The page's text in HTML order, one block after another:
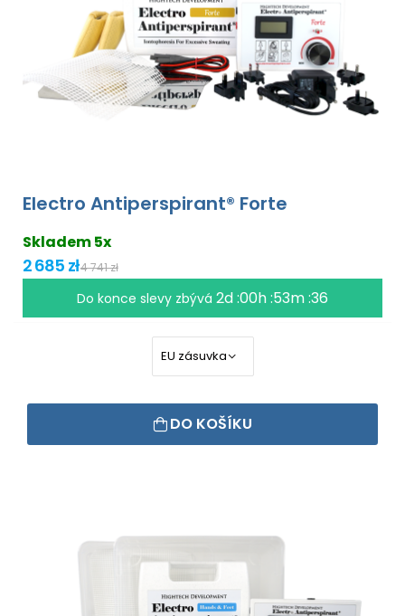
Electro Antiperspirant® Forte
Skladem 5x
2 685 zł4 741 zł
Do konce slevy zbývá 2d :00h :53m :35
DO KOŠÍKU